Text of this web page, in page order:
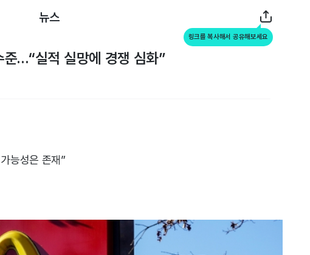
뉴스
링크를 복사해서 공유해보세요
…“실적 실망에 경쟁 심화”
능성은 존재”